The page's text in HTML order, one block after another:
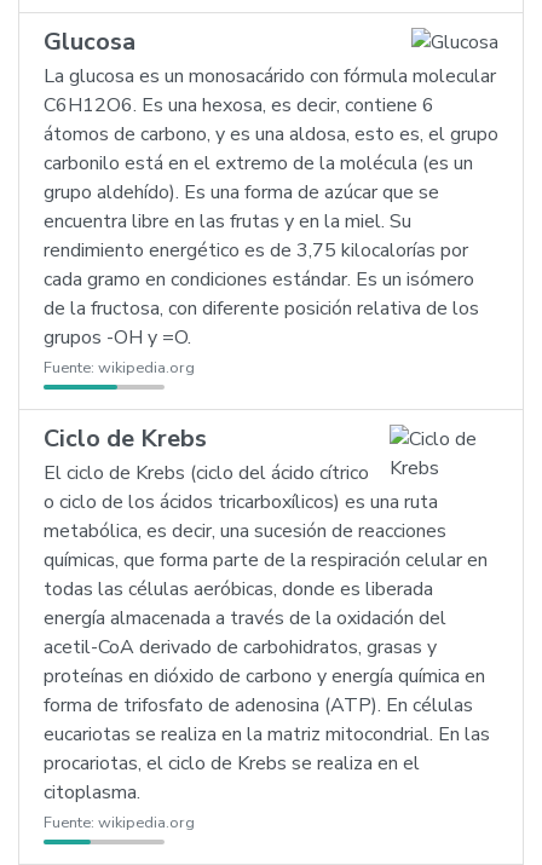
Glucosa
La glucosa es un monosacárido con fórmula molecular
C6H12O6. Es una hexosa, es decir, contiene 6
átomos de carbono, y es una aldosa, esto es, el grupo
carbonilo está en el extremo de la molécula (es un
grupo aldehído). Es una forma de azúcar que se
encuentra libre en las frutas y en la miel. Su
rendimiento energético es de 3,75 kilocalorías por
cada gramo en condiciones estándar. Es un isómero
de la fructosa, con diferente posición relativa de los
grupos -OH y =O.
Fuente: wikipedia.org
Ciclo de Krebs
El ciclo de Krebs (ciclo del ácido cítrico
o ciclo de los ácidos tricarboxílicos) es una ruta
metabólica, es decir, una sucesión de reacciones
químicas, que forma parte de la respiración celular en
todas las células aeróbicas, donde es liberada
energía almacenada a través de la oxidación del
acetil-CoA derivado de carbohidratos, grasas y
proteínas en dióxido de carbono y energía química en
forma de trifosfato de adenosina (ATP). En células
eucariotas se realiza en la matriz mitocondrial. En las
procariotas, el ciclo de Krebs se realiza en el
citoplasma.
Fuente: wikipedia.org